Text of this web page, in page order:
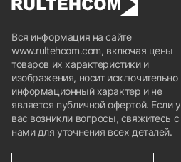
Вся информация на сайте
www.rultehcom.com, включая цены
товаров их характеристики и
изображения, носит исключительно
информационный характер и не
является публичной офертой. Если у
вас возникли вопросы, свяжитесь с
нами для уточнения всех деталей.